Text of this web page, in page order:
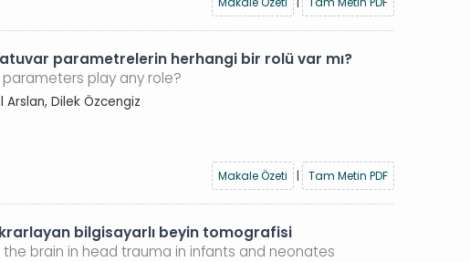
parametrelerin herhangi bir rolü var mı?
play any role?
Arslan, Dilek Özcengiz
Makale Özeti
| Tam Metin PDF
bilgisayarlı beyin tomografisi
brain in head trauma in infants and neonates